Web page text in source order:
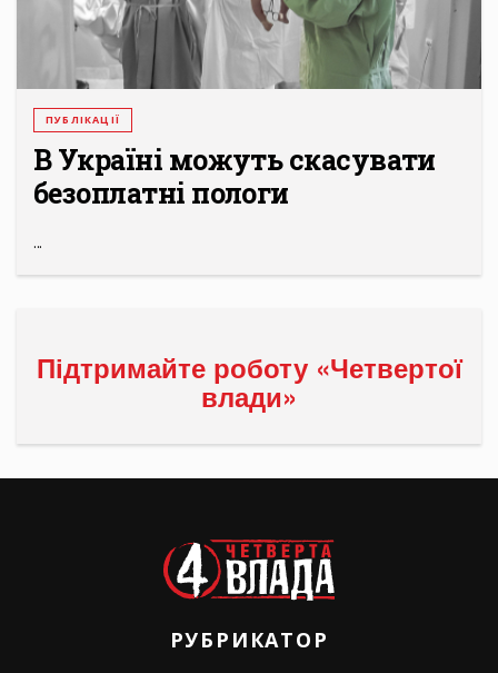
ПУБЛІКАЦІЇ
В Україні можуть скасувати
безоплатні пологи
...
Підтримайте роботу «Четвертої
влади»
РУБРИКАТОР